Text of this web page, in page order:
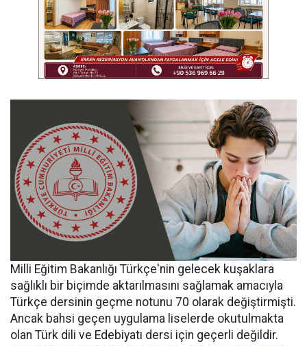
Milli Eğitim Bakanlığı Türkçe'nin gelecek kuşaklara
sağlıklı bir biçimde aktarılmasını sağlamak amacıyla
Türkçe dersinin geçme notunu 70 olarak değiştirmişti.
Ancak bahsi geçen uygulama liselerde okutulmakta
olan Türk dili ve Edebiyatı dersi için geçerli değildir.